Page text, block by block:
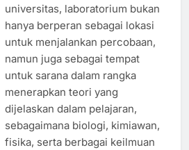
universitas, laboratorium bukan
hanya berperan sebagai lokasi
untuk menjalankan percobaan,
namun juga sebagai tempat
untuk sarana dalam rangka
menerapkan teori yang
dijelaskan dalam pelajaran,
sebagaimana biologi, kimiawan,
fisika, serta berbagai keilmuan